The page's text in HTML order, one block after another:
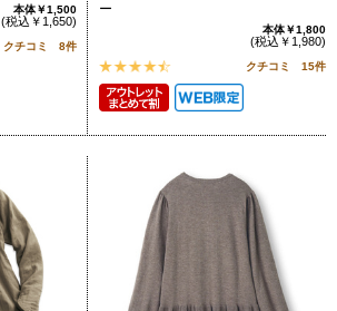
本体￥1,500
(税込￥1,650)
クチコミ 8件
ー
本体￥1,800
(税込￥1,980)
クチコミ 15件